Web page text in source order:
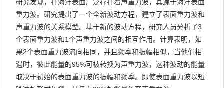
研究发现，在海洋表面广泛存在着声重力波，其源于海洋表面
重力波。研究提出了一个全新波动方程，建立了表面重力波和
声重力波的关系模型。基于新的波动方程，研究人员分析了3
个表面重力波和1个声重力波之间的相互作用。计算表明，如
果2个表面重力波流向相同，并且频率和振幅相似，当他们相
遇时，彼此能量的95%可被转换为声重力波，这种波动的能量
取决于初始的表面重力波的振幅和频率。即使表面重力波以短